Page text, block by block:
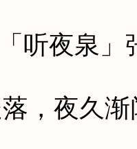
夜泉」
夜久渐